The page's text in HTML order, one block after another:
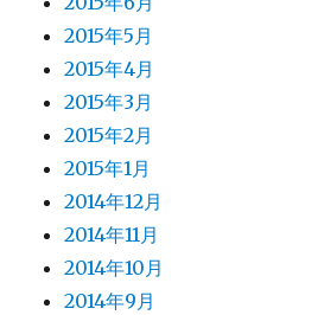
2015年5月
2015年4月
2015年3月
2015年2月
2015年1月
2014年12月
2014年11月
2014年10月
2014年9月